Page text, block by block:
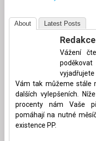
About Latest Posts
Redakce
Vážení
Vám tak můžeme stále
dalších vylepšeních.
procenty nám Vaše
pomáhají na nutné
existence PP.